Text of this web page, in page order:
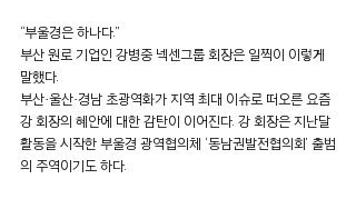
“부울경은 하나다.”
부산 원로 기업인 강병중 넥센그룹 회장은 일찍이 이렇게
말했다.
부산·울산·경남 초광역화가 지역 최대 이슈로 떠오른 요즘
강 회장의 혜안에 대한 감탄이 이어진다. 강 회장은 지난달
활동을 시작한 부울경 광역협의체 ‘동남권발전협의회’ 출범
의 주역이기도 하다.